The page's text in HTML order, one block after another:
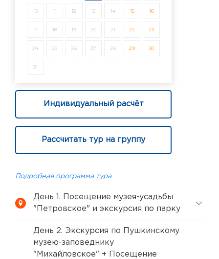
10 11 12 13 14 15 16
17 18 19 20 21 22 23
24 25 26 27 28 29 30
31
Индивидуальный расчёт
Рассчитать тур на группу
Подробная программа тура
День 1. Посещение музея-усадьбы
"Петровское" и экскурсия по парку
День 2. Экскурсия по Пушкинскому
музею-заповеднику
"Михайловское" + Посещение